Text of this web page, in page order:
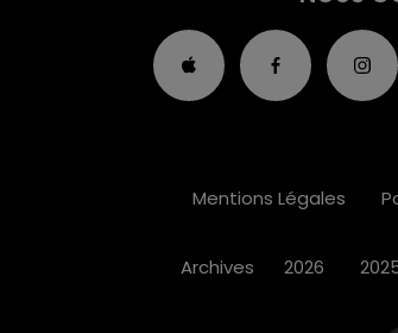
Mentions Légales
Archives 2026